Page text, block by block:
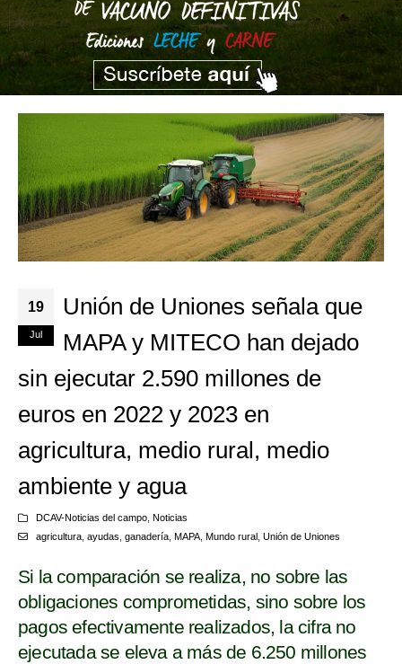
19
Jul
Unión de Uniones señala que
MAPA y MITECO han dejado
sin ejecutar 2.590 millones de
euros en 2022 y 2023 en
agricultura, medio rural, medio
ambiente y agua
DCAV-Noticias del campo, Noticias
agricultura, ayudas ganadería, MAPA, Mundo rural, Unión de Uniones
Si la comparación se realiza, no sobre las
obligaciones comprometidas, sino sobre los
pagos efectivamente realizados, la cifra no
ejecutada se eleva a más de 6.250 millones